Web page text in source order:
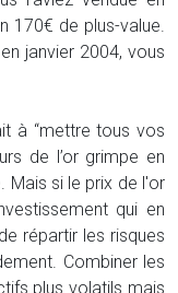
170€ de plus-value.
janvier 2004, vous
à “mettre tous vos
de l’or grimpe en
Mais si le prix de l'or
qui en
répartir les risques
Combiner les
plus volatils mais